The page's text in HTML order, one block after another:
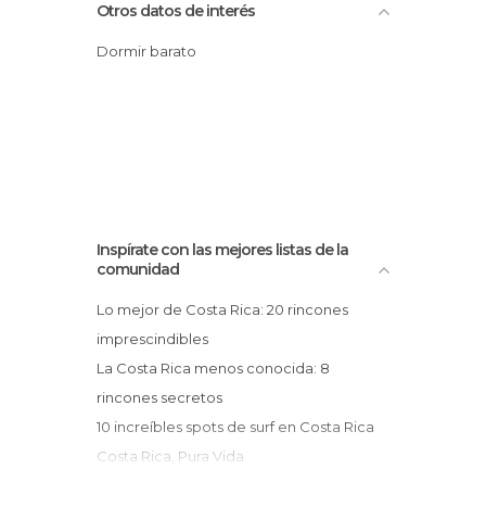
Otros datos de interés
Dormir barato
Inspírate con las mejores listas de la
comunidad
Lo mejor de Costa Rica: 20 rincones
imprescindibles
La Costa Rica menos conocida: 8
rincones secretos
10 increíbles spots de surf en Costa Rica
Costa Rica, Pura Vida